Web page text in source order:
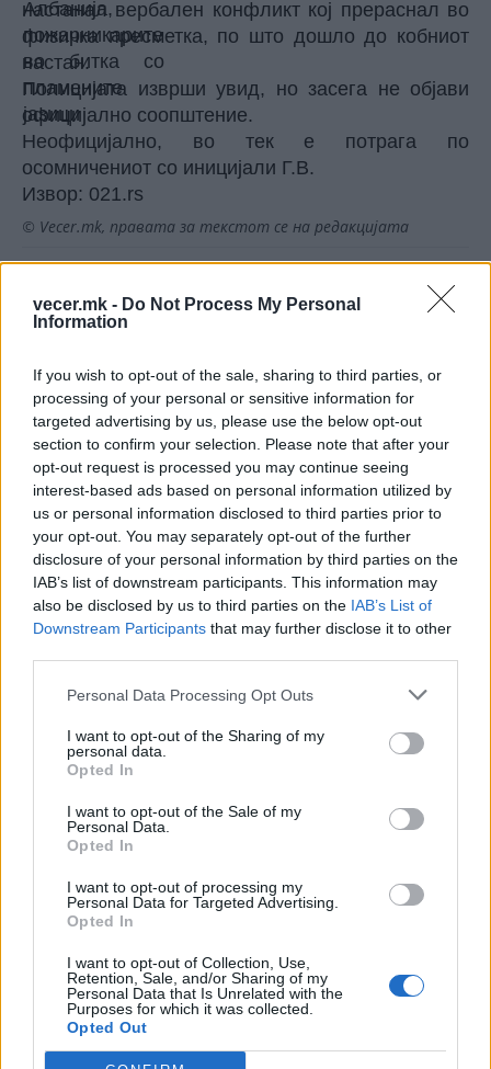
vecer.mk - Do Not Process My Personal
Information
If you wish to opt-out of the sale, sharing to third parties, or
processing of your personal or sensitive information for
targeted advertising by us, please use the below opt-out
section to confirm your selection. Please note that after your
opt-out request is processed you may continue seeing
interest-based ads based on personal information utilized by
us or personal information disclosed to third parties prior to
your opt-out. You may separately opt-out of the further
disclosure of your personal information by third parties on the
IAB’s list of downstream participants. This information may
also be disclosed by us to third parties on the IAB’s List of
Downstream Participants that may further disclose it to other
Personal Data Processing Opt Outs
I want to opt-out of the Sharing of my
personal data.
Opted In
I want to opt-out of the Sale of my
Personal Data.
Opted In
I want to opt-out of processing my
Personal Data for Targeted Advertising.
Opted In
I want to opt-out of Collection, Use,
Retention, Sale, and/or Sharing of my
Personal Data that Is Unrelated with the
Purposes for which it was collected.
Opted Out
настанал вербален конфликт кој прераснал во
физичка пресметка, по што дошло до кобниот
настан.
Полицијата изврши увид, но засега не објави
официјално соопштение.
Неофицијално, во тек е потрага по
осомничениот со иницијали Г.В.
Извор: 021.rs
© Vecer.mk, правата за текстот се на редакцијата
ЦРНА ГОРА ДА ПРИМИ МИГРАНТИ,
ќе побара Италија на вонреден
Хорор во соседството - ГО
ЗАМРЗНАЛ МРТВИОТ ТАТКО ЗА ДА
ЈА ЗЕМА ПЕНЗИЈАТА
НАЈЧИТАНИ ВО ПОСЛЕДНИ 7 ДЕНА
Ахмети кажа што го мачи:
СЛУШАМ, САКААТ ДА СЕ СУДИ
УЧК...
ИСТОРИСКО ОБЕДИНУВАЊЕ НА
МАКЕДОНЦИТЕ ВО СРБИЈА:
ФОРМИРАН МАКЕДОНСКИОТ
НАЦИОНАЛЕН СОЈУЗ
објава на вицепремиерот на
одлука“
СУДСКАТА МАФИЈА РАБОТИ
е пензиониран, три дена